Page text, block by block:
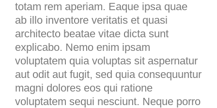
totam rem aperiam. Eaque ipsa quae
ab illo inventore veritatis et quasi
architecto beatae vitae dicta sunt
explicabo. Nemo enim ipsam
voluptatem quia voluptas sit aspernatur
aut odit aut fugit, sed quia consequuntur
magni dolores eos qui ratione
voluptatem sequi nesciunt. Neque porro